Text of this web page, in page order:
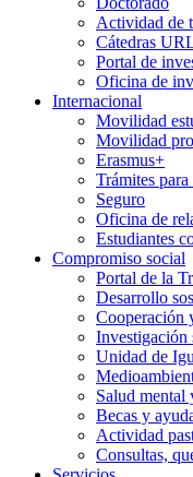
Actividad de
Cátedras
Portal de
Oficina de
Internacional
Movilidad
Movilidad
Erasmus+
Trámites
Seguro
Oficina de
Estudiantes
Compromiso social
Portal de la
Desarrollo
Cooperación
Investigación
Unidad de
Salud mental
Becas y
Actividad
Consultas,